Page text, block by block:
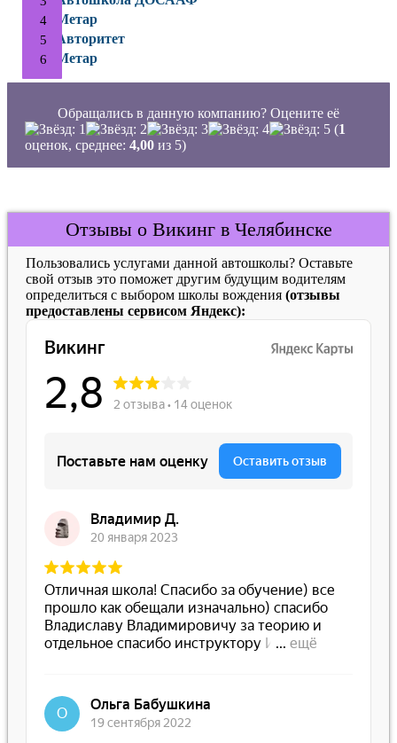
Метар
Авторитет
Метар
Обращались в данную компанию? Оцените её
(1
оценок, среднее: 4,00 из 5)
Отзывы о Викинг в Челябинске
Пользовались услугами данной автошколы? Оставьте
свой отзыв это поможет другим будущим водителям
определиться с выбором школы вождения (отзывы
предоставлены сервисом Яндекс):